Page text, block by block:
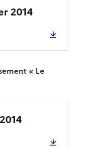
2014
« Le